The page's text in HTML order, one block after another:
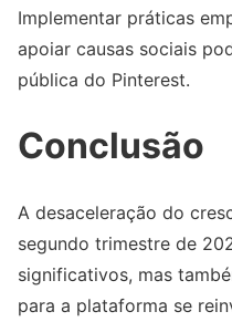
Implementar práticas
apoiar causas sociais
pública do Pinterest.
Conclusão
A desaceleração do
segundo trimestre de
significativos, mas
para a plataforma se